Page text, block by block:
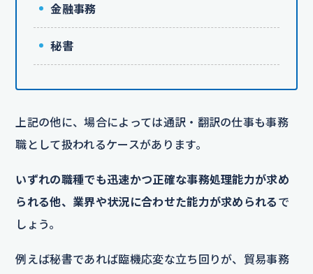
金融事務
秘書
上記の他に、場合によっては通訳・翻訳の仕事も事務
職として扱われるケースがあります。
いずれの職種でも迅速かつ正確な事務処理能力が求め
られる他、業界や状況に合わせた能力が求められる で
しょう。
例えば秘書であれば臨機応変な立ち回りが、貿易事務